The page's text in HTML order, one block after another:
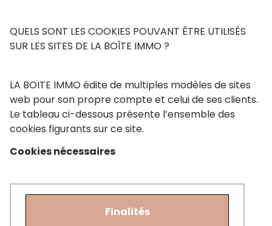
QUELS SONT LES COOKIES POUVANT ÊTRE UTILISÉS
SUR LES SITES DE LA BOÎTE IMMO ?
LA BOITE IMMO édite de multiples modèles de sites
web pour son propre compte et celui de ses clients.
Le tableau ci-dessous présente l’ensemble des
cookies figurants sur ce site.
Cookies nécessaires
Finalités